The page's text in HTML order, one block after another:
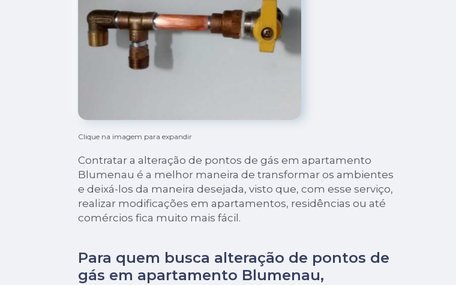
Clique na imagem para expandir
Contratar a alteração de pontos de gás em apartamento
Blumenau é a melhor maneira de transformar os ambientes
e deixá-los da maneira desejada, visto que, com esse serviço,
realizar modificações em apartamentos, residências ou até
comércios fica muito mais fácil.
Para quem busca alteração de pontos de
gás em apartamento Blumenau,